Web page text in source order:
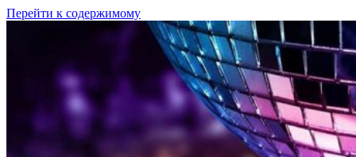
Перейти к содержимому